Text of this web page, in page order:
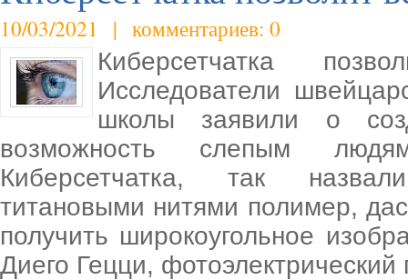
10/03/2021 | комментариев: 0
Киберсетчатка
Исследователи
школы заявили о
возможность слепым
Киберсетчатка, так
титановыми нитями полимер,
получить широкоугольное
Диего Гецци,